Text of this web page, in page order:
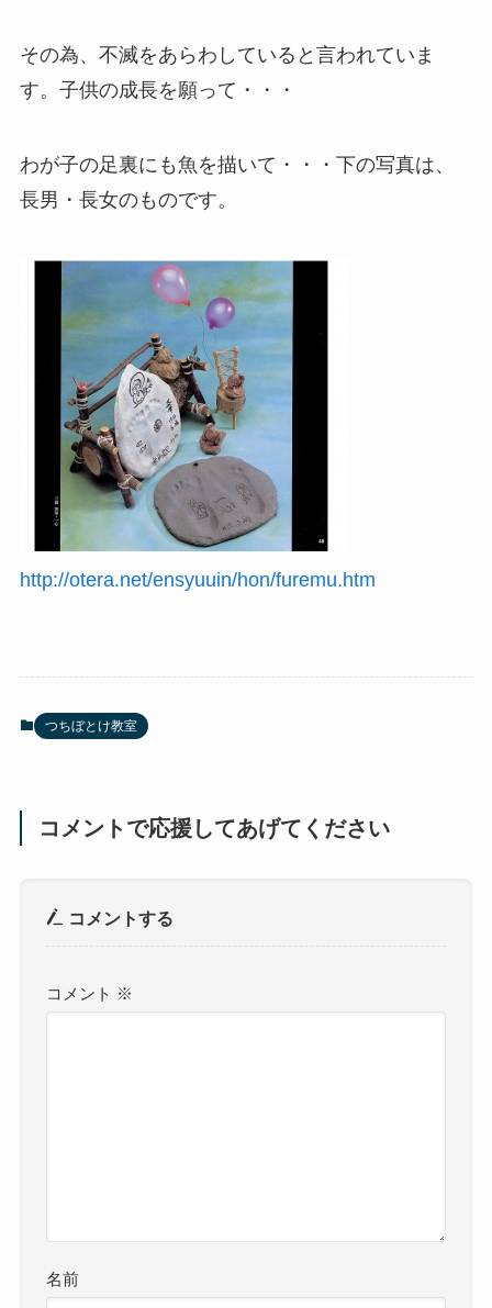
その為、不滅をあらわしていると言われていま
す。子供の成長を願って・・・
わが子の足裏にも魚を描いて・・・下の写真は、
長男・長女のものです。
http://otera.net/ensyuuin/hon/furemu.htm
つちぼとけ教室
コメントで応援してあげてください
コメントする
コメント ※
名前